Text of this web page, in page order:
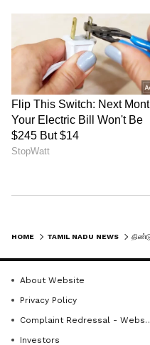
HOME TAMIL NADU NEWS
About Website
Privacy Policy
Complaint Redressal - Website
Investors